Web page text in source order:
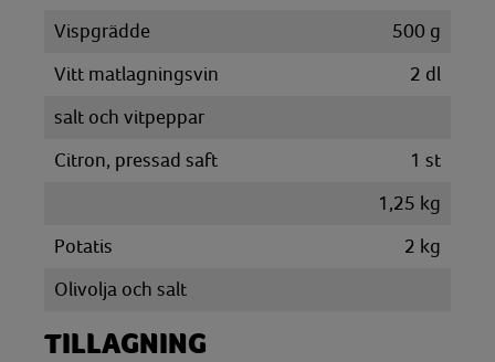
Vispgrädde
500 g
Vitt matlagningsvin
2 dl
salt och vitpeppar
Citron, pressad saft
1 st
1,25 kg
Potatis
2 kg
Olivolja och salt
TILLAGNING